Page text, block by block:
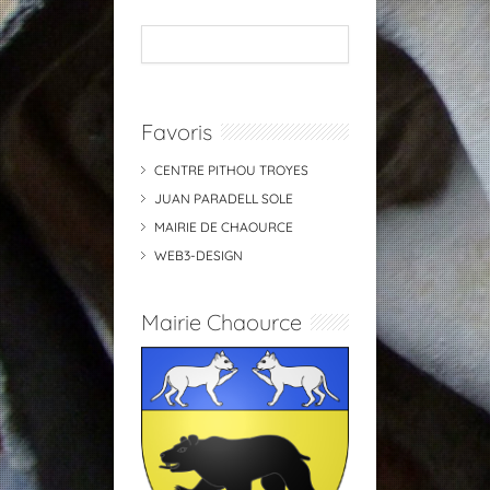
Favoris
CENTRE PITHOU TROYES
JUAN PARADELL SOLE
MAIRIE DE CHAOURCE
WEB3-DESIGN
Mairie Chaource